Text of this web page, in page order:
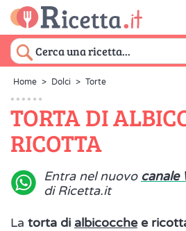
Home > Dolci > Torte
TORTA DI
RICOTTA
Entra nel nuovo canale
di Ricetta.it
La torta di albicocchee